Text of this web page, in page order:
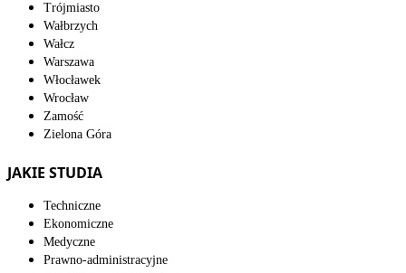
Trójmiasto
Wałbrzych
Wałcz
Warszawa
Włocławek
Wrocław
Zamość
Zielona Góra
JAKIE STUDIA
Techniczne
Ekonomiczne
Medyczne
Prawno-administracyjne